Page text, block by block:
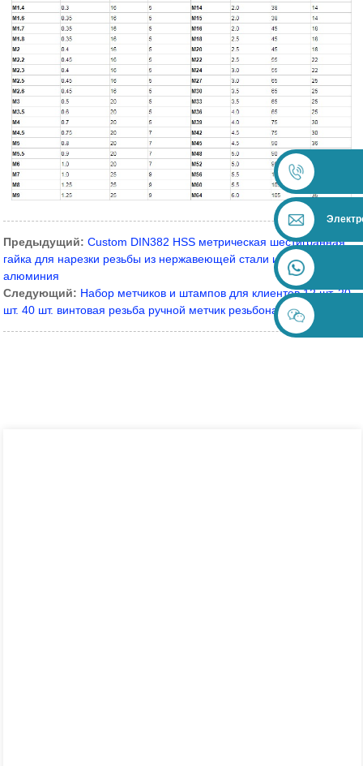
Предыдущий: Custom DIN382 HSS метрическая шестигранная
гайка для нарезки резьбы из нержавеющей стали из стали и
алюминия
Следующий: Набор метчиков и штампов для клиентов 12 шт. 20
шт. 40 шт. винтовая резьба ручной метчик резьбонарезной штамп